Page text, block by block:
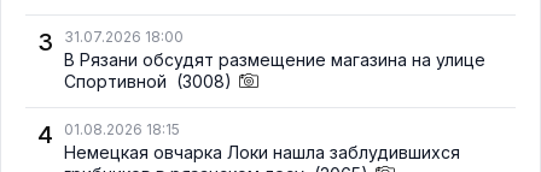
3 31.07.2026 18:00
В Рязани обсудят размещение магазина на улице
Спортивной (3008)
4 01.08.2026 18:15
Немецкая овчарка Локи нашла заблудившихся